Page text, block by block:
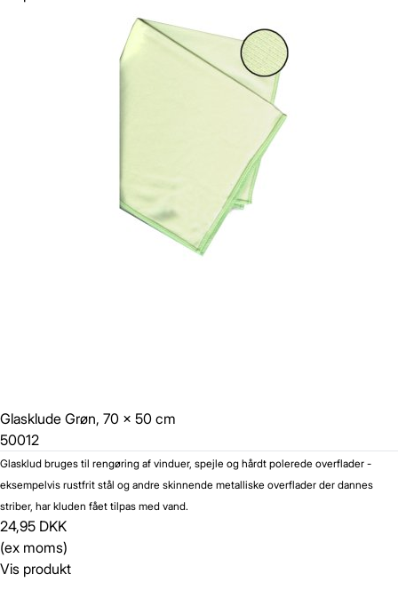
Glasklude Grøn, 70 x 50 cm
50012
Glasklud bruges til rengøring af vinduer, spejle og hårdt polerede overflader -
eksempelvis rustfrit stål og andre skinnende metalliske overflader der dannes
striber, har kluden fået tilpas med vand.
24,95 DKK
(ex moms)
Vis produkt